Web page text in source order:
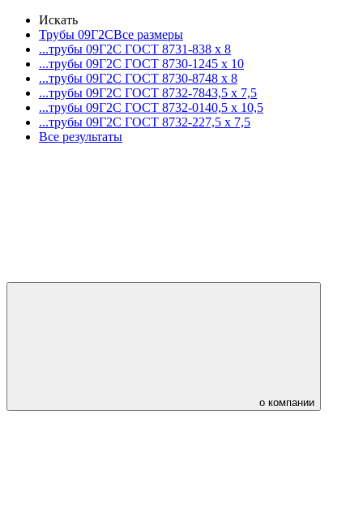
Искать
Трубы 09Г2СВсе размеры
...трубы 09Г2С ГОСТ 8731-838 x 8
...трубы 09Г2С ГОСТ 8730-1245 x 10
...трубы 09Г2С ГОСТ 8730-8748 x 8
...трубы 09Г2С ГОСТ 8732-7843,5 x 7,5
...трубы 09Г2С ГОСТ 8732-0140,5 x 10,5
...трубы 09Г2С ГОСТ 8732-227,5 x 7,5
Все результаты
о компании